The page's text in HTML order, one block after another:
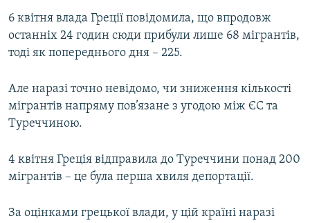
6 квітня влада Греції повідомила, що впродовж
останніх 24 годин сюди прибули лише 68 мігрантів,
тоді як попереднього дня – 225.
Але наразі точно невідомо, чи зниження кількості
мігрантів напряму пов’язане з угодою між ЄС та
Туреччиною.
4 квітня Греція відправила до Туреччини понад 200
мігрантів – це була перша хвиля депортації.
За оцінками грецької влади, у цій країні наразі